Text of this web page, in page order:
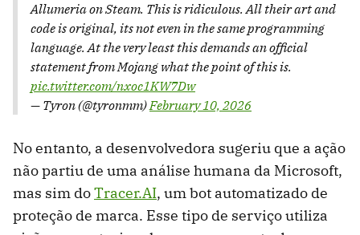
Allumeria on Steam. This is ridiculous. All their art and
code is original, its not even in the same programming
language. At the very least this demands an official
statement from Mojang what the point of this is.
pic.twitter.com/nxoc1KW7Dw
— Tyron (@tyronmm)February 10, 2026
No entanto, a desenvolvedora sugeriu que a ação
não partiu de uma análise humana da Microsoft,
mas sim doTracer.AI, um bot automatizado de
proteção de marca. Esse tipo de serviço utiliza